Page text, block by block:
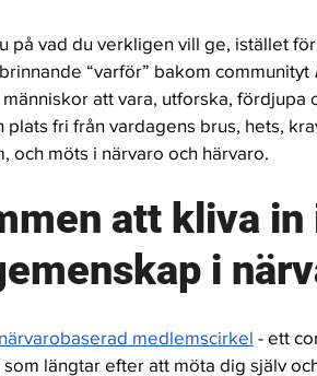
på vad du verkligen vill ge, istället för
“varför” bakom communityt
att vara, utforska, fördjupa
plats fri från vardagens brus, hets,
och möts i närvaro och härvaro.
att kliva
i
medlemscirkel - ett
längtar efter att möta dig själv